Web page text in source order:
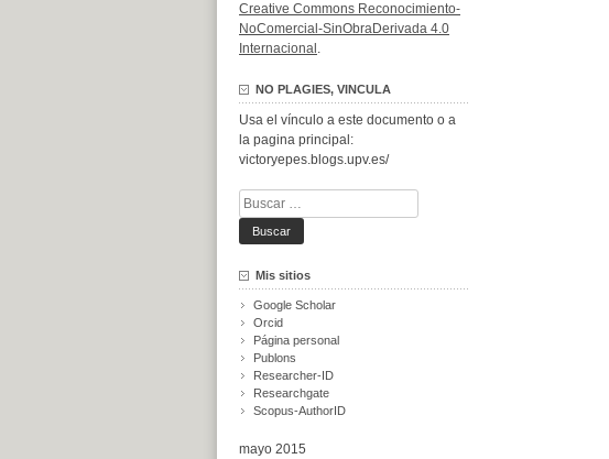
Creative Commons Reconocimiento-
NoComercial-SinObraDerivada 4.0
Internacional .
NO PLAGIES, VINCULA
Usa el vínculo a este documento o a
la pagina principal:
victoryepes.blogs.upv.es/
Buscar:
Mis sitios
Google Scholar
Orcid
Página personal
Publons
Researcher-ID
Researchgate
Scopus-AuthorID
mayo 2015